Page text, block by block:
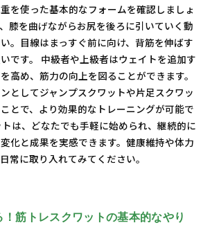
を使った基本的なフォームを確認しましょ
膝を曲げながらお尻を後ろに引いていく動
。目線はまっすぐ前に向け、背筋を伸ばす
です。 中級者や上級者はウェイトを追加す
高め、筋力の向上を図ることができます。
としてジャンプスクワットや片足スクワッ
とで、より効果的なトレーニングが可能で
は、どなたでも手軽に始められ、継続的に
化と成果を実感できます。健康維持や体力
常に取り入れてみてください。
筋トレスクワットの基本的なやり